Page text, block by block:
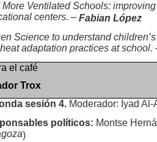
More Ventilated Schools:
centers. – Fabian López
Science to understand
adaptation practices at school.
el café
Trox
sesión 4. Moderador: Iyad Al-
políticos: Montse
)